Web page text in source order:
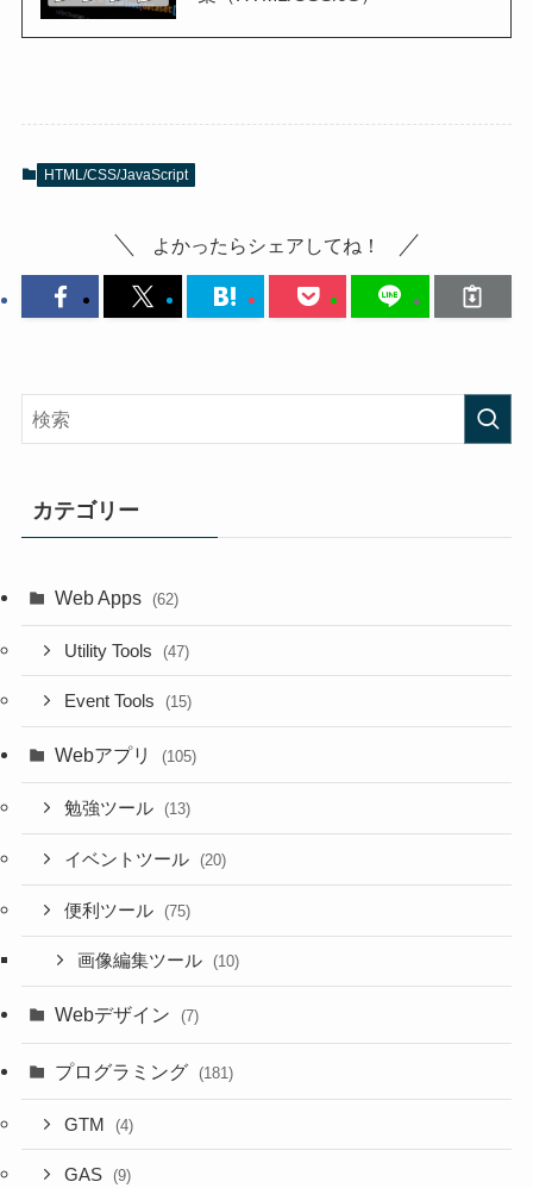
HTML/CSS/JavaScript
よかったらシェアしてね！
カテゴリー
Web Apps (62)
Utility Tools (47)
Event Tools (15)
Webアプリ (105)
勉強ツール (13)
イベントツール (20)
便利ツール (75)
画像編集ツール (10)
Webデザイン (7)
プログラミング (181)
GTM (4)
GAS (9)